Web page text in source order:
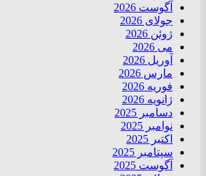
آگوست 2026
جولای 2026
ژوئن 2026
می 2026
آوریل 2026
مارس 2026
فوریه 2026
ژانویه 2026
دسامبر 2025
نوامبر 2025
اکتبر 2025
سپتامبر 2025
آگوست 2025